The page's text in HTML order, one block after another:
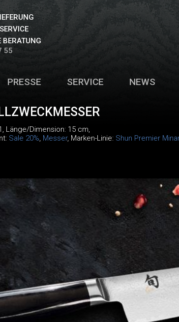
BERATUNG
55
PRESSE SERVICE NEWS
, Länge/Dimension: 15 cm,
Sale 20%, Messer, Marken-Linie: Shun Premier